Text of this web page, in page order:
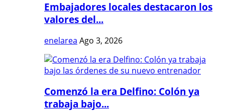
Embajadores locales destacaron los
valores del...
enelarea Ago 3, 2026
Comenzó la era Delfino: Colón ya
trabaja bajo...